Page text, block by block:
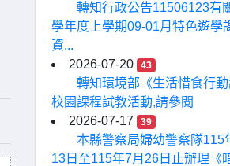
轉知行政公告11506123有
學年度上學期09-01月特色遊學
資...
2026-07-20
43
轉知環境部《生活惜食行動
校園課程試教活動,請參閱
2026-07-17
39
本縣警察局婦幼警察隊115
13日至115年7月26日止辦理《